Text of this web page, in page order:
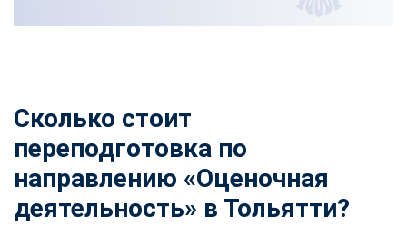
Сколько стоит
переподготовка по
направлению «Оценочная
деятельность» в Тольятти?